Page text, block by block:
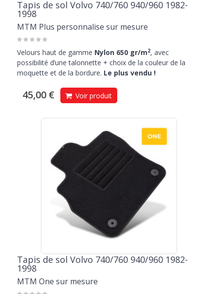
Tapis de sol Volvo 740/760 940/960 1982-
1998
MTM Plus personnalise sur mesure
Velours haut de gamme Nylon 650 gr/m2, avec
possibilité d’une talonnette + choix de la couleur de la
moquette et de la bordure. Le plus vendu !
45,00 € Voir produit
Tapis de sol Volvo 740/760 940/960 1982-
1998
MTM One sur mesure